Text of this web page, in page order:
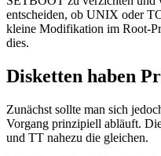
entscheiden, ob UNIX oder
kleine Modifikation im Root-
dies.
Disketten haben
Zunächst sollte man sich
Vorgang prinzipiell abläuft.
und TT nahezu die gleichen.